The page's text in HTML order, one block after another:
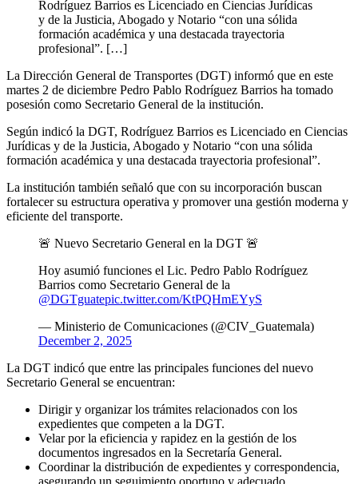
Rodríguez Barrios es Licenciado en Ciencias Jurídicas
y de la Justicia, Abogado y Notario “con una sólida
formación académica y una destacada trayectoria
profesional”. […]
La Dirección General de Transportes (DGT) informó que en este
martes 2 de diciembre Pedro Pablo Rodríguez Barrios ha tomado
posesión como Secretario General de la institución.
Según indicó la DGT, Rodríguez Barrios es Licenciado en Ciencias
Jurídicas y de la Justicia, Abogado y Notario “con una sólida
formación académica y una destacada trayectoria profesional”.
La institución también señaló que con su incorporación buscan
fortalecer su estructura operativa y promover una gestión moderna y
eficiente del transporte.
🚨 Nuevo Secretario General en la DGT 🚨
Hoy asumió funciones el Lic. Pedro Pablo Rodríguez
Barrios como Secretario General de la
@DGTguatepic.twitter.com/KtPQHmEYyS
— Ministerio de Comunicaciones (@CIV_Guatemala)
December 2, 2025
La DGT indicó que entre las principales funciones del nuevo
Secretario General se encuentran:
Dirigir y organizar los trámites relacionados con los
expedientes que competen a la DGT.
Velar por la eficiencia y rapidez en la gestión de los
documentos ingresados en la Secretaría General.
Coordinar la distribución de expedientes y correspondencia,
asegurando un seguimiento oportuno y adecuado.